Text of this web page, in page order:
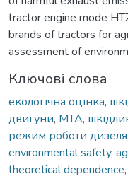
tractor engine mode
brands of tractors for
assessment of
Ключові слова
екологічна оцінка,
двигуни, МТА,
режим роботи дизеля,
environmental safety,
theoretical dependence,